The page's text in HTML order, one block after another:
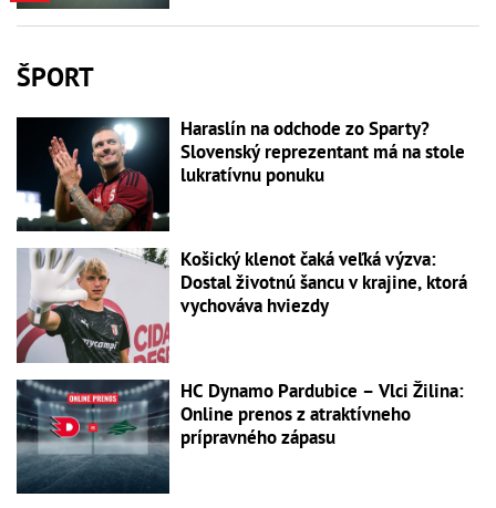
ŠPORT
Haraslín na odchode zo Sparty?
Slovenský reprezentant má na stole
lukratívnu ponuku
Košický klenot čaká veľká výzva:
Dostal životnú šancu v krajine, ktorá
vychováva hviezdy
HC Dynamo Pardubice – Vlci Žilina:
Online prenos z atraktívneho
prípravného zápasu